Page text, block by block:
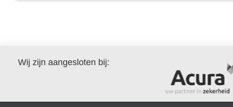
Wij zijn aangesloten bij: